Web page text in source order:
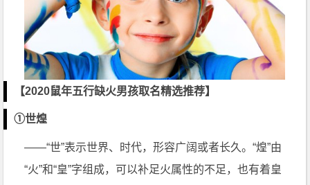
【2020鼠年五行缺火男孩取名精选推荐】
①世煌
——“世”表示世界、时代，形容广阔或者长久。“煌”由
“火”和“皇”字组成，可以补足火属性的不足，也有着皇